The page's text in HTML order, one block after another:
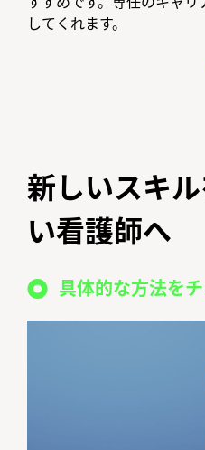
してくれます。
新しいスキ
い看護師へ
具体的な方法をチ